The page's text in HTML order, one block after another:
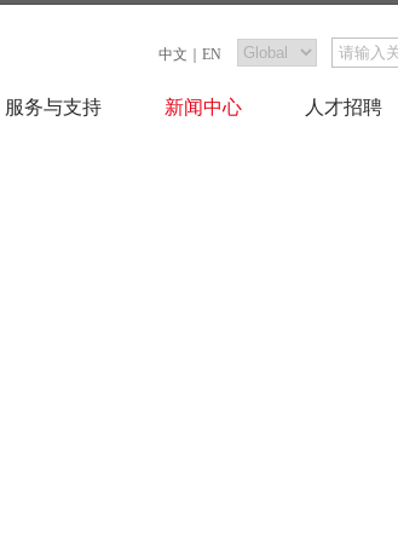
中文 EN
服务与支持 新闻中心 人才招聘